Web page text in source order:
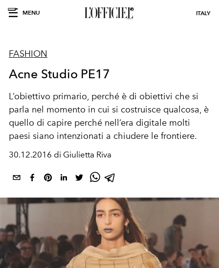
MENU ITALY
FASHION
Acne Studio PE17
L’obiettivo primario, perché è di obiettivi che si
parla nel momento in cui si costruisce qualcosa, è
quello di capire perché nell’era digitale molti
paesi siano intenzionati a chiudere le frontiere.
30.12.2016 di Giulietta Riva